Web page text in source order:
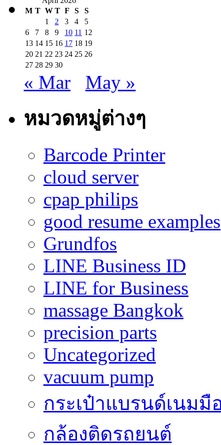
M T W T F S
S
1
2 3 4
5
6
7 8 9 10 11 12
13 14 15 16 17 18 19
20 21 22 23 24 25 26
27 28 29 30
« Mar May »
หมวดหมู่ต่างๆ
Barcode Printer
cloud server
cpap philips
good resume examples
Grundfos
LINE Business ID
LINE for Business
massage Bangkok
precision parts
Uncategorized
vacuum pump
กระเป๋าแบรนด์เนมมื
กล้องติดรถยนต์